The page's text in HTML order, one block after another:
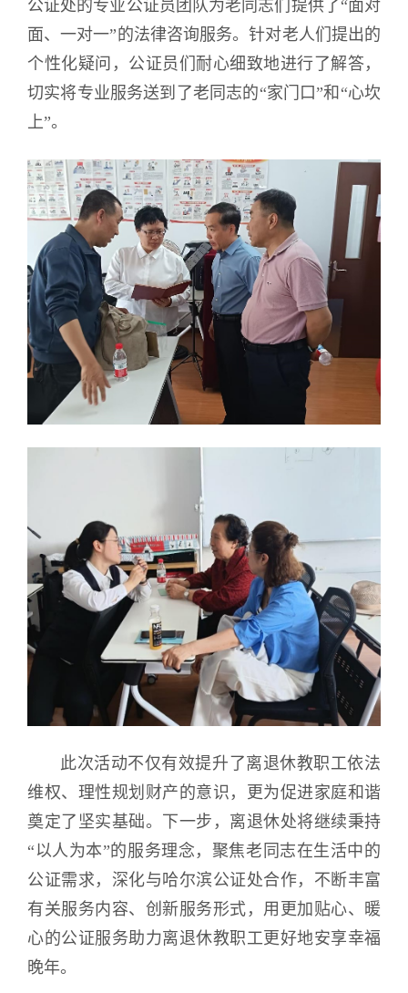
公证处的专业公证员团队为老同志们提供了“面对
面、一对一”的法律咨询服务。针对老人们提出的
个性化疑问，公证员们耐心细致地进行了解答，
切实将专业服务送到了老同志的“家门口”和“心坎
上”。
此次活动不仅有效提升了离退休教职工依法
维权、理性规划财产的意识，更为促进家庭和谐
奠定了坚实基础。下一步，离退休处将继续秉持
“以人为本”的服务理念，聚焦老同志在生活中的
公证需求，深化与哈尔滨公证处合作，不断丰富
有关服务内容、创新服务形式，用更加贴心、暖
心的公证服务助力离退休教职工更好地安享幸福
晚年。